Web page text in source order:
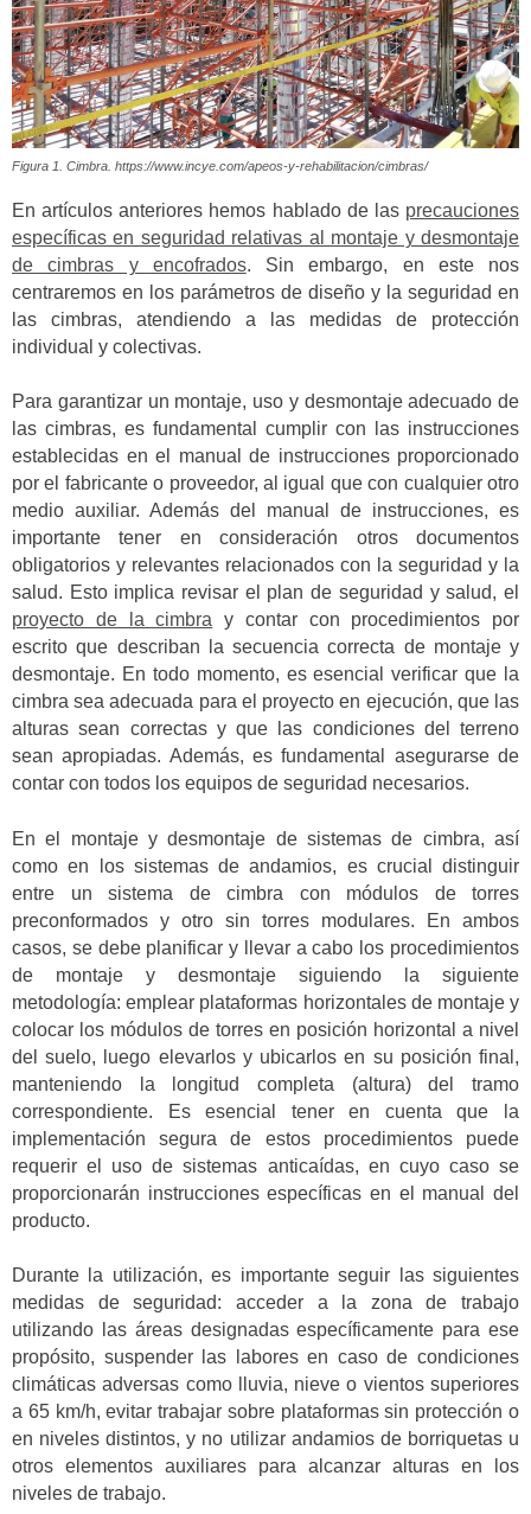
Figura 1. Cimbra. https://www.incye.com/apeos-y-rehabilitacion/cimbras/
En artículos anteriores hemos hablado de las precauciones
específicas en seguridad relativas al montaje y desmontaje
de cimbras y encofrados. Sin embargo, en este nos
centraremos en los parámetros de diseño y la seguridad en
las cimbras, atendiendo a las medidas de protección
individual y colectivas.
Para garantizar un montaje, uso y desmontaje adecuado de
las cimbras, es fundamental cumplir con las instrucciones
establecidas en el manual de instrucciones proporcionado
por el fabricante o proveedor, al igual que con cualquier otro
medio auxiliar. Además del manual de instrucciones, es
importante tener en consideración otros documentos
obligatorios y relevantes relacionados con la seguridad y la
salud. Esto implica revisar el plan de seguridad y salud, el
proyecto de la cimbra y contar con procedimientos por
escrito que describan la secuencia correcta de montaje y
desmontaje. En todo momento, es esencial verificar que la
cimbra sea adecuada para el proyecto en ejecución, que las
alturas sean correctas y que las condiciones del terreno
sean apropiadas. Además, es fundamental asegurarse de
contar con todos los equipos de seguridad necesarios.
En el montaje y desmontaje de sistemas de cimbra, así
como en los sistemas de andamios, es crucial distinguir
entre un sistema de cimbra con módulos de torres
preconformados y otro sin torres modulares. En ambos
casos, se debe planificar y llevar a cabo los procedimientos
de montaje y desmontaje siguiendo la siguiente
metodología: emplear plataformas horizontales de montaje y
colocar los módulos de torres en posición horizontal a nivel
del suelo, luego elevarlos y ubicarlos en su posición final,
manteniendo la longitud completa (altura) del tramo
correspondiente. Es esencial tener en cuenta que la
implementación segura de estos procedimientos puede
requerir el uso de sistemas anticaídas, en cuyo caso se
proporcionarán instrucciones específicas en el manual del
producto.
Durante la utilización, es importante seguir las siguientes
medidas de seguridad: acceder a la zona de trabajo
utilizando las áreas designadas específicamente para ese
propósito, suspender las labores en caso de condiciones
climáticas adversas como lluvia, nieve o vientos superiores
a 65 km/h, evitar trabajar sobre plataformas sin protección o
en niveles distintos, y no utilizar andamios de borriquetas u
otros elementos auxiliares para alcanzar alturas en los
niveles de trabajo.